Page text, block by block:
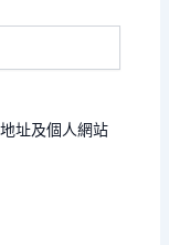
址及個人網站